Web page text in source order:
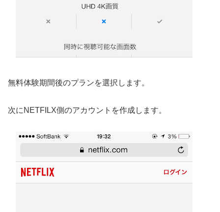
無料体験期間後のプランを選択します。
次にNETFILX側のアカウントを作成します。